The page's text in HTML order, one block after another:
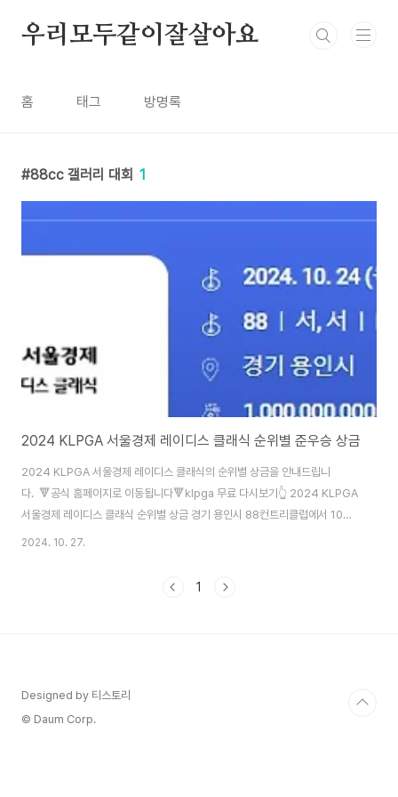
우리모두같이잘살아요
홈 태그 방명록
88cc 갤러리 대회 1
2024 KLPGA 서울경제 레이디스 클래식 순위별 준우승 상금
2024 KLPGA 서울경제 레이디스 클래식의 순위별 상금을 안내드립니
다. 🔻공식 홈페이지로 이동됩니다🔻klpga 무료 다시보기👆 2024 KLPGA
서울경제 레이디스 클래식 순위별 상금 경기 용인시 88컨트리클럽에서 10월
24일(목)부터 27일(일)까지 4일간 진행되었던 한국여자프로골프 KLPGA
다. ✅ 1위 : 지한솔 선수 / 우승 상금 1억8천만원 ✅ T2 : 박주영 선수/ 이율린
2024. 10. 27.
1
Designed by 티스토리
© Daum Corp.